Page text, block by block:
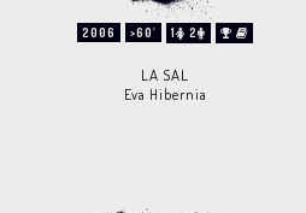
2006 >60' 1 2
LA SAL
Eva Hibernia